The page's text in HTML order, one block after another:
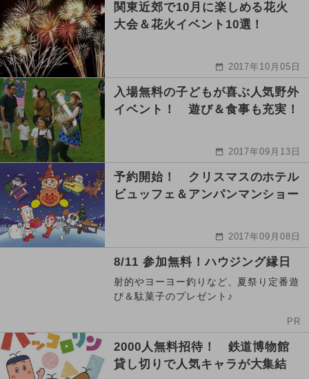
関東近郊で10月に楽しめる花火
大会＆花火イベント10選！
2017年10月05日
入場無料の子どもが喜ぶ人気野外
イベント！ 遊び＆食事も充実！
2017年09月13日
予約開始！ クリスマスのホテル
ビュッフェ＆アンパンマンショー
2017年09月08日
8/11 参加無料！ハウジング縁日
射的やヨーヨー釣りなど、夏祭り定番遊
び＆駄菓子のプレゼント♪
PR
2000人無料招待！ 鉄道博物館
貸し切りで人気キャラが大集結